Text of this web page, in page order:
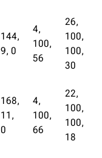
144,
9, 0
4,
100,
56
26,
100,
100,
30
168,
11,
0
4,
100,
66
22,
100,
100,
18